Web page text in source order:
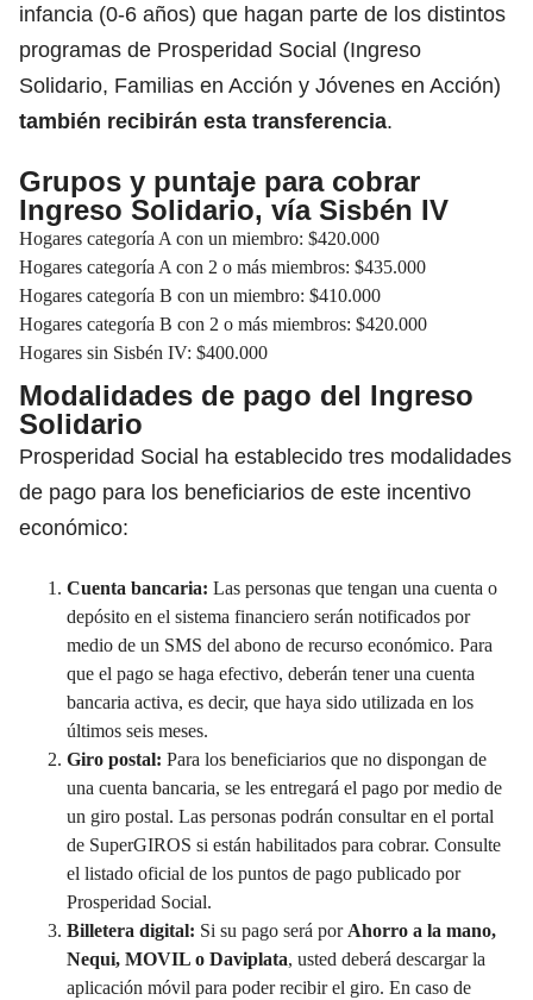
infancia (0-6 años) que hagan parte de los distintos
programas de Prosperidad Social (Ingreso
Solidario, Familias en Acción y Jóvenes en Acción)
también recibirán esta transferencia.
Grupos y puntaje para cobrar
Ingreso Solidario, vía Sisbén IV
Hogares categoría A con un miembro: $420.000
Hogares categoría A con 2 o más miembros: $435.000
Hogares categoría B con un miembro: $410.000
Hogares categoría B con 2 o más miembros: $420.000
Hogares sin Sisbén IV: $400.000
Modalidades de pago del Ingreso
Solidario
Prosperidad Social ha establecido tres modalidades
de pago para los beneficiarios de este incentivo
económico:
Cuenta bancaria: Las personas que tengan una cuenta o
depósito en el sistema financiero serán notificados por
medio de un SMS del abono de recurso económico. Para
que el pago se haga efectivo, deberán tener una cuenta
bancaria activa, es decir, que haya sido utilizada en los
últimos seis meses.
Giro postal: Para los beneficiarios que no dispongan de
una cuenta bancaria, se les entregará el pago por medio de
un giro postal. Las personas podrán consultar en el portal
de SuperGIROS si están habilitados para cobrar. Consulte
el listado oficial de los puntos de pago publicado por
Prosperidad Social.
Billetera digital: Si su pago será por Ahorro a la mano,
Nequi, MOVIL o Daviplata, usted deberá descargar la
aplicación móvil para poder recibir el giro. En caso de